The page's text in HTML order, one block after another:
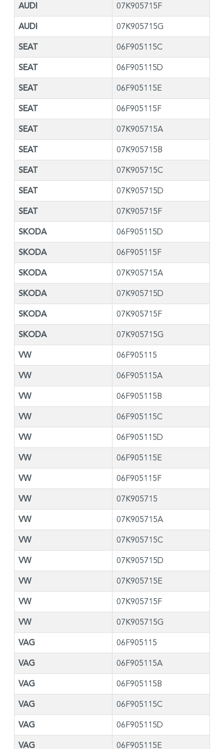
AUDI 07K905715F
AUDI 07K905715G
SEAT 06F905115C
SEAT 06F905115D
SEAT 06F905115E
SEAT 06F905115F
SEAT 07K905715A
SEAT 07K905715B
SEAT 07K905715C
SEAT 07K905715D
SEAT 07K905715F
SKODA 06F905115D
SKODA 06F905115F
SKODA 07K905715A
SKODA 07K905715D
SKODA 07K905715F
SKODA 07K905715G
VW 06F905115
VW 06F905115A
VW 06F905115B
VW 06F905115C
VW 06F905115D
VW 06F905115E
VW 06F905115F
VW 07K905715
VW 07K905715A
VW 07K905715C
VW 07K905715D
VW 07K905715E
VW 07K905715F
VW 07K905715G
VAG 06F905115
VAG 06F905115A
VAG 06F905115B
VAG 06F905115C
VAG 06F905115D
VAG 06F905115E